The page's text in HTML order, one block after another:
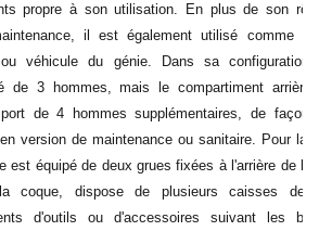
propre à son utilisation. En plus de son
il est également utilisé comme
ou véhicule du génie. Dans sa configuration
de 3 hommes, mais le compartiment arrière
de 4 hommes supplémentaires, de façon
version de maintenance ou sanitaire. Pour la
est équipé de deux grues fixées à l'arrière de la
coque, dispose de plusieurs caisses de
d'outils ou d'accessoires suivant les